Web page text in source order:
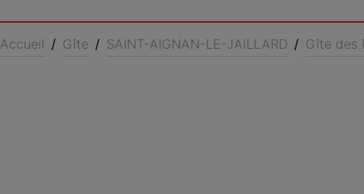
Accueil / Gîte / SAINT-AIGNAN-LE-JAILLARD / Gîte des